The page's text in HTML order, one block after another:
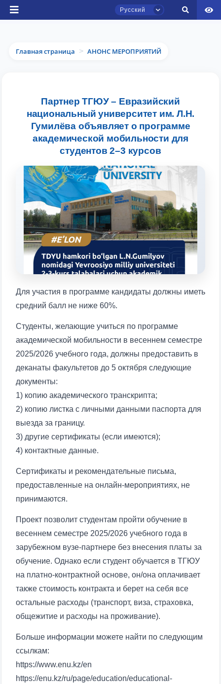
Русский
Ваше имя и фамилия
Ваш номер телефона
Главная страница > АНОНС МЕРОПРИЯТИЙ
Партнер ТГЮУ – Евразийский
национальный университет им. Л.Н.
Гумилёва объявляет о программе
академической мобильности для
студентов 2–3 курсов
Для участия в программе кандидаты должны иметь
средний балл не ниже 60%.
Студенты, желающие учиться по программе
академической мобильности в весеннем семестре
2025/2026 учебного года, должны предоставить в
деканаты факультетов до 5 октября следующие
документы:
1) копию академического транскрипта;
2) копию листка с личными данными паспорта для
выезда за границу.
3) другие сертификаты (если имеются);
4) контактные данные.
Сертификаты и рекомендательные письма,
предоставленные на онлайн-мероприятиях, не
принимаются.
Проект позволит студентам пройти обучение в
весеннем семестре 2025/2026 учебного года в
зарубежном вузе-партнере без внесения платы за
обучение. Однако если студент обучается в ТГЮУ
на платно-контрактной основе, он/она оплачивает
также стоимость контракта и берет на себя все
остальные расходы (транспорт, виза, страховка,
общежитие и расходы на проживание).
Больше информации можете найти по следующим
ссылкам:
https://www.enu.kz/en
https://enu.kz/ru/page/education/educational-
Чат приёмной комиссии ТГЮУ
Онлайн
Здравствуйте! Добро пожаловать в чат
приёмной комиссии ТГЮУ.
Оставляйте здесь свои обращения по
вопросам приёма.
Выберите тему — затем появятся
конкретные вопросы:
1. Документы (бакалавр) (5) 2. Документы (магистр) (4)
4. Собеседование (магистр) (5)